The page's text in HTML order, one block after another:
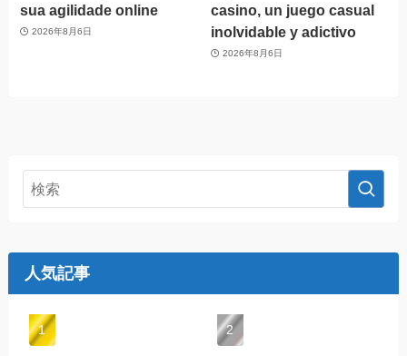
sua agilidade online
2026年8月6日
casino, un juego casual
inolvidable y adictivo
2026年8月6日
人気記事